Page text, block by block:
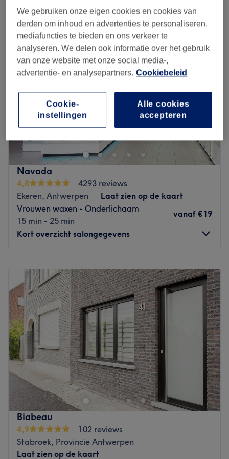
Antwerpen
Navada
4,8
4293 reviews
Ekeren, Antwerpen
Laat zien op de kaart
Vrouwen waxen - Onderlichaam
15 min - 25 min
vanaf €19
Kort overzicht salongegevens
Dinsdag
09:30–19:00
Woensdag
Gesloten
Donderdag
09:30
Vrijdag
09:30
Zaterdag
09:30
Zondag
Schoonheidsinstituut Navada in Ekeren is een totaal
beauty concept waar jij je heerlijk kan laten verzorgen en
verwennen. Je kan hier dan ook terecht voor allerhande
klassieke schoonheidsbehandelingen zoals massages,
gelaatsverzorgingen, waxing, manicures,(medische)
pedicures en gel- en acrylnagels. Tevens zijn ze hier ook
gespecialiseerd in
teeth whitening al dan niet met een mooi tandkristal en
Biabeau
4,9
102 reviews
Stabroek, Provincie Antwerpen
Laat zien op de kaart
We gebruiken onze eigen cookies en cookies van
derden om inhoud en advertenties te personaliseren,
mediafuncties te bieden en ons verkeer te
analyseren. We delen ook informatie over het gebruik
van onze website met onze social media-,
advertentie- en analysepartners. Cookiebeleid
Alle cookies
accepteren
Cookie-
instellingen